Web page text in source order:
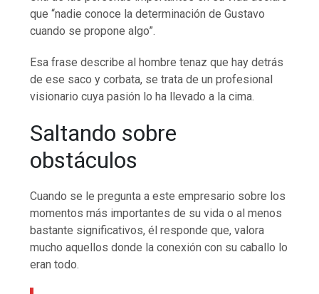
que “nadie conoce la determinación de Gustavo
cuando se propone algo”.
Esa frase describe al hombre tenaz que hay detrás
de ese saco y corbata, se trata de un profesional
visionario cuya pasión lo ha llevado a la cima.
Saltando sobre
obstáculos
Cuando se le pregunta a este empresario sobre los
momentos más importantes de su vida o al menos
bastante significativos, él responde que, valora
mucho aquellos donde la conexión con su caballo lo
eran todo.